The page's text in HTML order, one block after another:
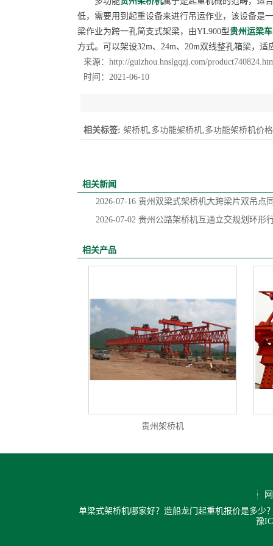
低，需要用到起重设备来进行吊运作业，该设备是
梁作业为跨一孔简支式架梁，由YL900型贵州运梁车
方式。可以架设32m、24m、20m双线整孔箱梁，
来源： http://guizhou.hnslgqzj.com/
时间：2021-06-10
相关标签: 架桥机,多功能架桥机,多功能架桥机价格
相关新闻
2026-07-16 贵州双梁式架桥机大跨梁片双吊点
2026-07-02 贵州公路架桥机互通立交规划环形
相关产品
贵州架桥机
单梁式架桥机哪家好？造船龙门起重机报价是多少
豫